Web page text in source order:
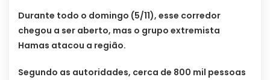
Durante todo o domingo (5/11), esse corredor
chegou a ser aberto, mas o grupo extremista
Hamas atacou a região.
Segundo as autoridades, cerca de 800 mil pessoas